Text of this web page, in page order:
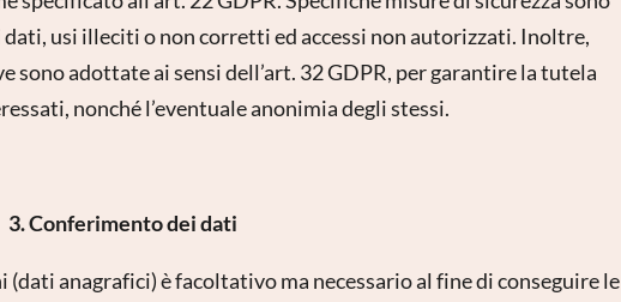
usi illeciti o non corretti ed accessi non autorizzati. Inoltre,
sono adottate ai sensi dell’art. 32 GDPR, per garantire la tutela
nonché l’eventuale anonimia degli stessi.
3. Conferimento dei dati
anagrafici) è facoltativo ma necessario al fine di conseguire le